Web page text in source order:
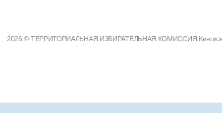
2026 © ТЕРРИТОРИАЛЬНАЯ ИЗБИРАТЕЛЬНАЯ КОМИССИЯ